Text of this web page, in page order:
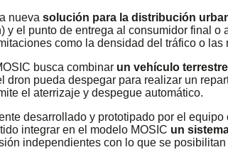
nueva solución para la distribución
y el punto de entrega al consumidor final o
como la densidad del tráfico o
busca combinar un vehículo terrestre
dron pueda despegar para realizar un
el aterrizaje y despegue automático.
desarrollado y prototipado por el
integrar en el modelo MOSIC un
independientes con lo que se